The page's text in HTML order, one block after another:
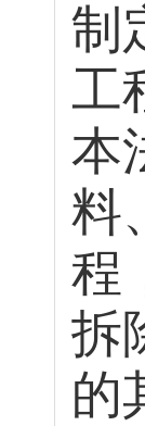
制
工
本
料
程
拆
的